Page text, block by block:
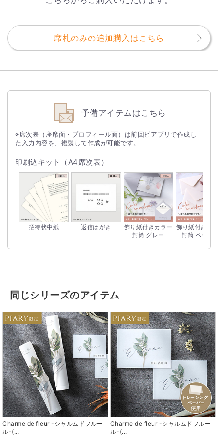
席札のみの追加購入はこちら
予備アイテムはこちら
※席次表（座席面・プロフィール面）は前回ピアプリで作成し
た入力内容を、複製して作成が可能です。
印刷込キット（A4席次表）
招待状中紙 返信はがき
飾り紙付きカラー
封筒 グレー
飾り紙付きカ
封筒 ベージ
同じシリーズのアイテム
Charme de fleur -シャルムドフルー
ル-(...
Charme de fleur -シャルムドフルー
ル-(...